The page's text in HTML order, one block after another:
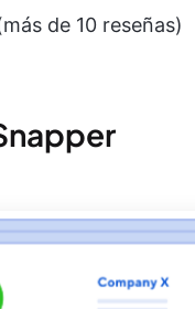
de 10 reseñas)